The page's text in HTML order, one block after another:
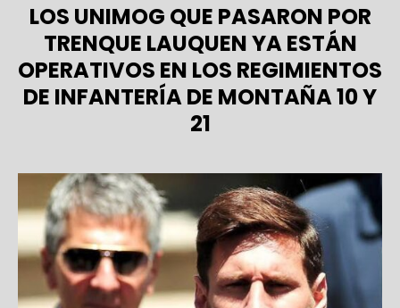
LOS UNIMOG QUE PASARON POR
TRENQUE LAUQUEN YA ESTÁN
OPERATIVOS EN LOS REGIMIENTOS
DE INFANTERÍA DE MONTAÑA 10 Y
21